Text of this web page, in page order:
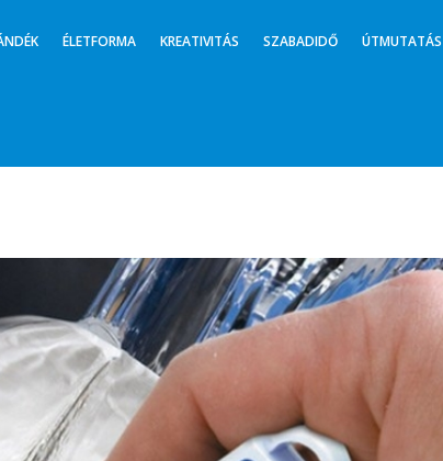
ÉLETFORMA KREATIVITÁS SZABADIDŐ ÚTMUTATÁS